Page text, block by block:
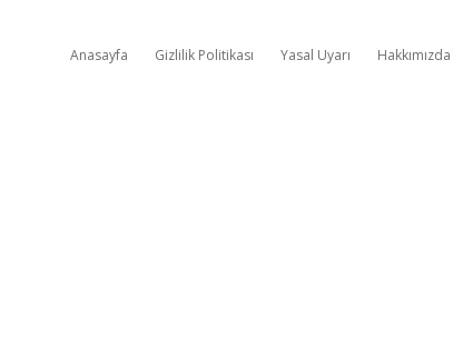
Anasayfa Gizlilik Politikası Yasal Uyarı Hakkımızda